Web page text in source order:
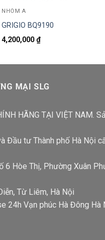
NHÓM A
GRIGIO BQ9190
4,200,000₫
MẠI SLG
HÃNG TẠI VIỆT NAM.
Đầu tư Thành phố Hà Nội
Hòe Thị, Phường Xuân
Từ Liêm, Hà Nội
24h Vạn phúc Hà Đông Hà